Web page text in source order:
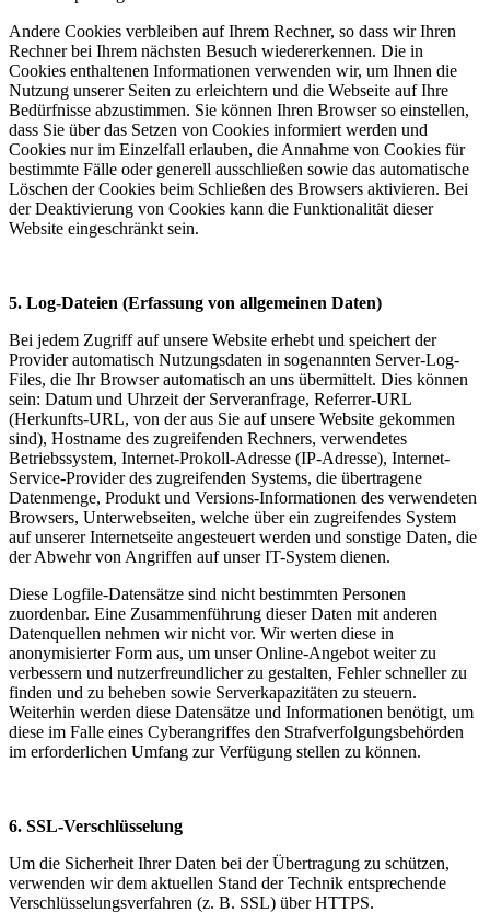
Andere Cookies verbleiben auf Ihrem Rechner, so dass wir Ihren
Rechner bei Ihrem nächsten Besuch wiedererkennen. Die in
Cookies enthaltenen Informationen verwenden wir, um Ihnen die
Nutzung unserer Seiten zu erleichtern und die Webseite auf Ihre
Bedürfnisse abzustimmen. Sie können Ihren Browser so einstellen,
dass Sie über das Setzen von Cookies informiert werden und
Cookies nur im Einzelfall erlauben, die Annahme von Cookies für
bestimmte Fälle oder generell ausschließen sowie das automatische
Löschen der Cookies beim Schließen des Browsers aktivieren. Bei
der Deaktivierung von Cookies kann die Funktionalität dieser
Website eingeschränkt sein.
5. Log-Dateien (Erfassung von allgemeinen Daten)
Bei jedem Zugriff auf unsere Website erhebt und speichert der
Provider automatisch Nutzungsdaten in sogenannten Server-Log-
Files, die Ihr Browser automatisch an uns übermittelt. Dies können
sein: Datum und Uhrzeit der Serveranfrage, Referrer-URL
(Herkunfts-URL, von der aus Sie auf unsere Website gekommen
sind), Hostname des zugreifenden Rechners, verwendetes
Betriebssystem, Internet-Prokoll-Adresse (IP-Adresse), Internet-
Service-Provider des zugreifenden Systems, die übertragene
Datenmenge, Produkt und Versions-Informationen des verwendeten
Browsers, Unterwebseiten, welche über ein zugreifendes System
auf unserer Internetseite angesteuert werden und sonstige Daten, die
der Abwehr von Angriffen auf unser IT-System dienen.
Diese Logfile-Datensätze sind nicht bestimmten Personen
zuordenbar. Eine Zusammenführung dieser Daten mit anderen
Datenquellen nehmen wir nicht vor. Wir werten diese in
anonymisierter Form aus, um unser Online-Angebot weiter zu
verbessern und nutzerfreundlicher zu gestalten, Fehler schneller zu
finden und zu beheben sowie Serverkapazitäten zu steuern.
Weiterhin werden diese Datensätze und Informationen benötigt, um
diese im Falle eines Cyberangriffes den Strafverfolgungsbehörden
im erforderlichen Umfang zur Verfügung stellen zu können.
6. SSL-Verschlüsselung
Um die Sicherheit Ihrer Daten bei der Übertragung zu schützen,
verwenden wir dem aktuellen Stand der Technik entsprechende
Verschlüsselungsverfahren (z. B. SSL) über HTTPS.